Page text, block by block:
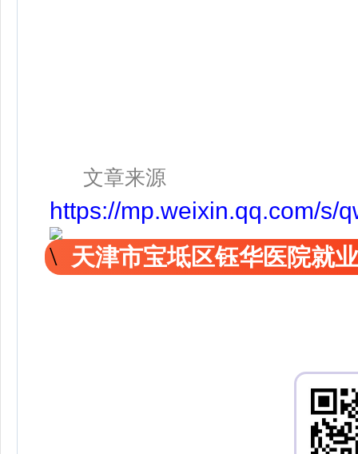
文章来源
https://mp.weixin.qq.com/s/
天津市宝坻区钰华医院就